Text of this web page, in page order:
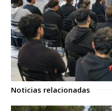
Noticias relacionadas